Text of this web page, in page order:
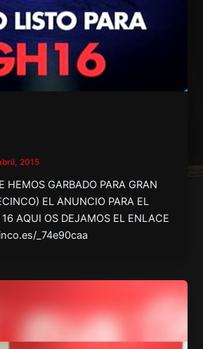
2015
HEMOS GARBADO PARA GRAN
EL ANUNCIO PARA EL
AQUI OS DEJAMOS EL ENLACE
_74e90caa